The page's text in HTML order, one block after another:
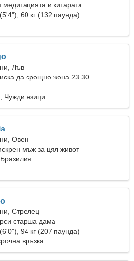
и китарата
60 кг (132 паунда)
Лъв
да срещне жена 23-30
Чужди езици
Овен
мъж за цял живот
Стрелец
старша дама
94 кг (207 паунда)
връзка